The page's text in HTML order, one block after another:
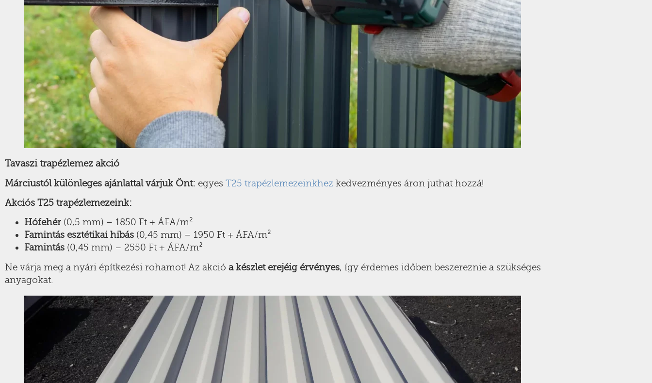
Tavaszi trapézlemez akció
Márciustól különleges ajánlattal várjuk Önt: egyes T25 trapézlemezeinkhez kedvezményes áron juthat hozzá!
Akciós T25 trapézlemezeink:
Hófehér (0,5 mm) – 1850 Ft + ÁFA/m²
Famintás esztétikai hibás (0,45 mm) – 1950 Ft + ÁFA/m²
Famintás (0,45 mm) – 2550 Ft + ÁFA/m²
Ne várja meg a nyári építkezési rohamot! Az akció a készlet erejéig érvényes, így érdemes időben beszereznie a szükséges
anyagokat.